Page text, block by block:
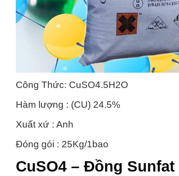
Công Thức: CuSO4.5H2O
Hàm lượng : (CU) 24.5%
Xuất xứ : Anh
Đóng gói : 25Kg/1bao
CuSO4 – Đồng Sunfat